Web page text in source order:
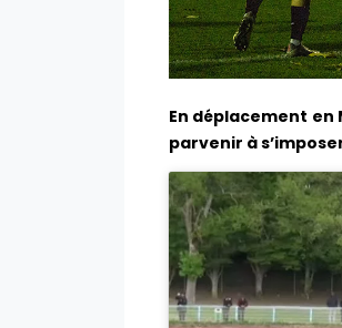
En déplacement
parvenir à